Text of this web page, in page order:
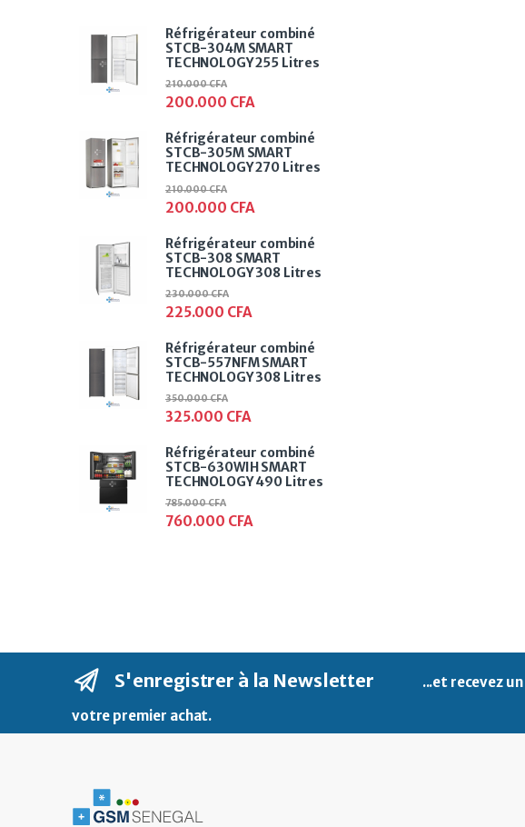
Réfrigérateur combiné
STCB-304M SMART
TECHNOLOGY 255 Litres
200.000 CFA
210.000CFA
Réfrigérateur combiné
STCB-305M SMART
TECHNOLOGY 270 Litres
200.000 CFA
210.000CFA
Réfrigérateur combiné
STCB-308 SMART
TECHNOLOGY 308 Litres
225.000 CFA
230.000CFA
Réfrigérateur combiné
STCB-557NFM SMART
TECHNOLOGY 308 Litres
325.000 CFA
350.000CFA
Réfrigérateur combiné
STCB-630WIH SMART
TECHNOLOGY 490 Litres
760.000 CFA
785.000CFA
S'enregistrer à la Newsletter ...et recevez un
votre premier achat.